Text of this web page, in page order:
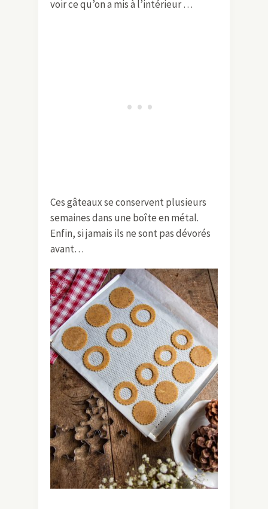
voir ce qu’on a mis à l’intérieur …
Ces gâteaux se conservent plusieurs
semaines dans une boîte en métal.
Enfin, si jamais ils ne sont pas dévorés
avant…